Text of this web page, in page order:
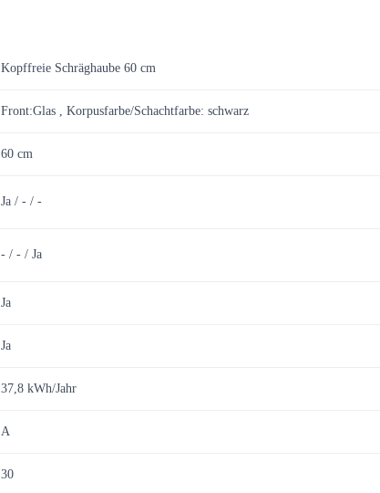
Kopffreie Schräghaube 60 cm
Front:Glas , Korpusfarbe/Schachtfarbe: schwarz
60 cm
Ja / - / -
- / - / Ja
Ja
Ja
37,8 kWh/Jahr
A
30